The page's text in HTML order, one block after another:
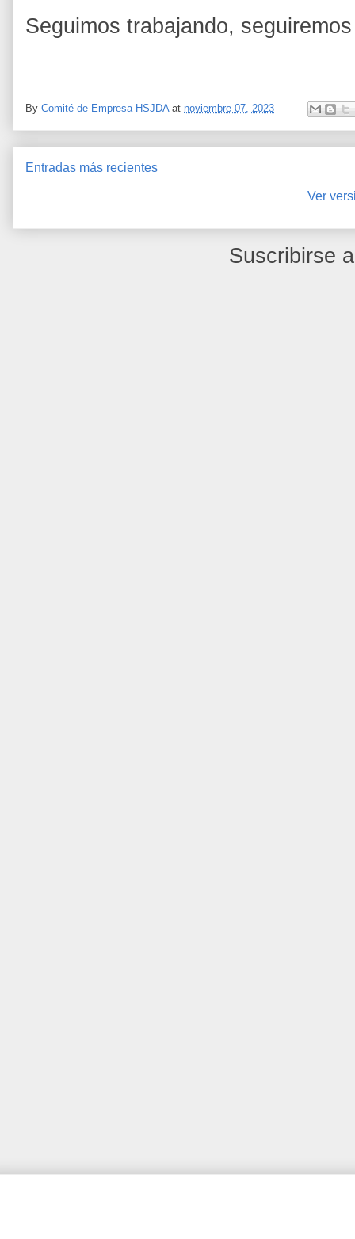
Seguimos trabajando,
By Comité de Empresa HSJDA at noviembre 07, 2023
Entradas más recientes
Ver
Suscribirse